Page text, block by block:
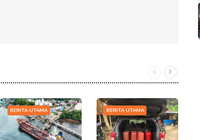
BERITA UTAMA BERITA UTAMA